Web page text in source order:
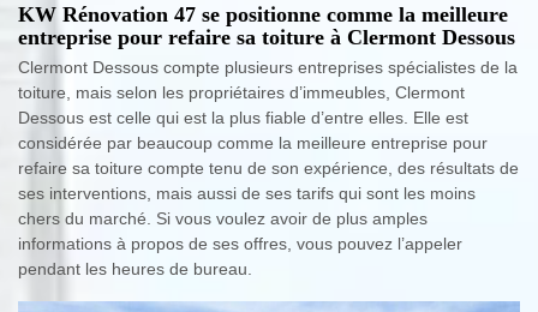
KW Rénovation 47 se positionne comme la meilleure
entreprise pour refaire sa toiture à Clermont Dessous
Clermont Dessous compte plusieurs entreprises spécialistes de la
toiture, mais selon les propriétaires d’immeubles, Clermont
Dessous est celle qui est la plus fiable d’entre elles. Elle est
considérée par beaucoup comme la meilleure entreprise pour
refaire sa toiture compte tenu de son expérience, des résultats de
ses interventions, mais aussi de ses tarifs qui sont les moins
chers du marché. Si vous voulez avoir de plus amples
informations à propos de ses offres, vous pouvez l’appeler
pendant les heures de bureau.